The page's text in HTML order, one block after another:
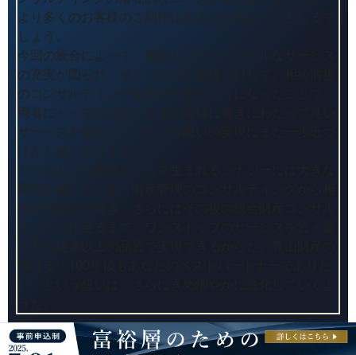
より多くのお客様のご期待に応えられるようにもなるで
しょう。
今回の統合によって、相続というスペシャルなサービス
の充実が図られ、そしてそのお客様に対して、相続前後
のコンサルティングを提供できるようになったことで、
両者にとっての目的であるお客様に長きにわたって良い
サービスを提供したいという思いの実現にまた一歩近づ
けたと感じています」
どちらもこの提携によって生まれるシナジーには大きな
期待を抱いている。財産管理のコンサルティングから相
続発生後の手続き、さらにはその後の総合財産コンサル